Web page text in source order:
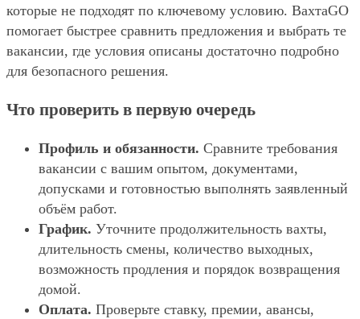
которые не подходят по ключевому условию. ВахтаGO
помогает быстрее сравнить предложения и выбрать те
вакансии, где условия описаны достаточно подробно
для безопасного решения.
Что проверить в первую очередь
Профиль и обязанности. Сравните требования
вакансии с вашим опытом, документами,
допусками и готовностью выполнять заявленный
объём работ.
График. Уточните продолжительность вахты,
длительность смены, количество выходных,
возможность продления и порядок возвращения
домой.
Оплата. Проверьте ставку, премии, авансы,